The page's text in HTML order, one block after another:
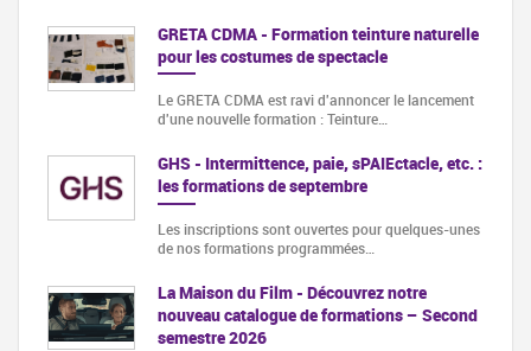
GRETA CDMA - Formation teinture naturelle
pour les costumes de spectacle
Le GRETA CDMA est ravi d'annoncer le lancement
d'une nouvelle formation : Teinture…
GHS - Intermittence, paie, sPAIEctacle, etc. :
les formations de septembre
Les inscriptions sont ouvertes pour quelques-unes
de nos formations programmées…
La Maison du Film - Découvrez notre
nouveau catalogue de formations – Second
semestre 2026